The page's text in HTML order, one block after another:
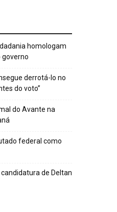
homologam
governo
derrotá-lo no
do voto”
do Avante na
federal como
de Deltan